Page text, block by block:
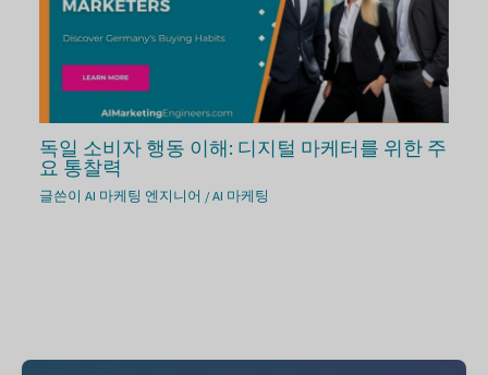
독일 소비자 행동 이해: 디지털 마케터를 위한 주
요 통찰력
글쓴이AI 마케팅 엔지니어 /AI 마케팅